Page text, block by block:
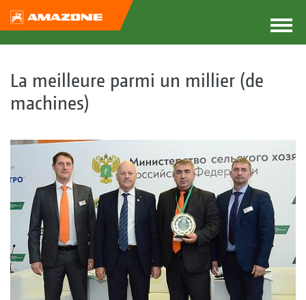
La meilleure parmi un millier (de
machines)